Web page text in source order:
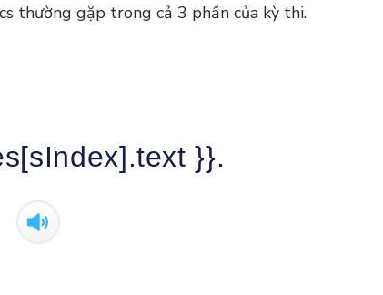
thường gặp trong cả 3 phần của kỳ thi.
}}.